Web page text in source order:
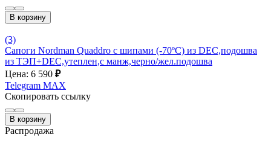
В корзину
(3)
Сапоги Nordman Quaddro с шипами (-70ºС) из DEC,подошва
из ТЭП+DEC,утеплен,с манж,черно/жел.подошва
Цена: 6 590 ₽
Telegram MAX
Скопировать ссылку
В корзину
Распродажа